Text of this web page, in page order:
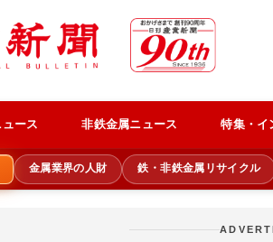
ース 非鉄金属ニュース 特集・イ
金属業界の人財 鉄・非鉄金属リサイクル